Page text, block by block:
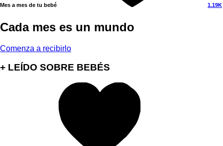
Mes a mes de tu bebé 1.19K
Cada mes es un mundo
Comenza a recibirlo
+ LEÍDO SOBRE BEBÉS